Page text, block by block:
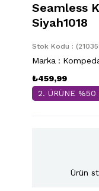
Seamless
Siyah1018
Stok Kodu
Marka :
₺459,99
2. ÜRÜNE %50
Ürün